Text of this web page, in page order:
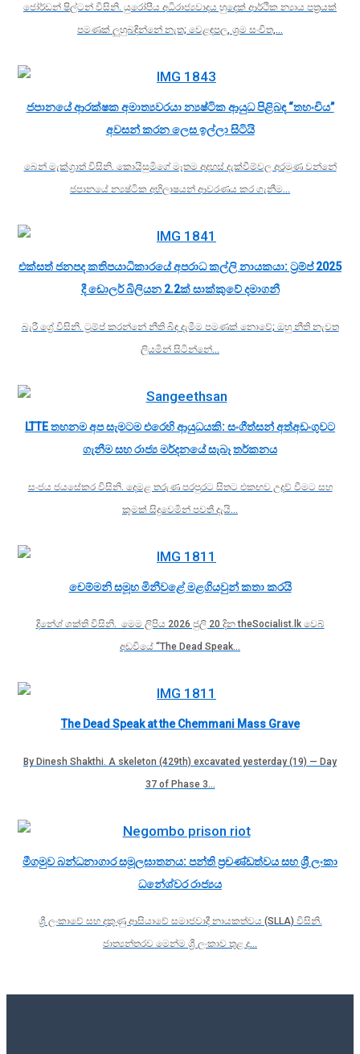
ජෝර්ඩන් ෂිල්ටන් විසිනි. යුරෝපීය අධිරාජ්‍යවාදය හුදෙක් ආර්ථික න්‍යාය පත්‍රයක්
පමණක් ලුහුබඳින්නේ නැත; වෙළඳපල, ශ්‍රම සංචිත,…
ජපානයේ ආරක්ෂක අමාත්‍යවරයා න්‍යෂ්ටික ආයුධ පිළිබඳ “තහංචිය”
අවසන් කරන ලෙස ඉල්ලා සිටියි
බෙන් මැක්ග්‍රාත් විසිනි. කොයිසුමිගේ මෑතම අදහස් දැක්වීම්වල අරමුණ වන්නේ
ජපානයේ න්‍යෂ්ටික අභිලාෂයන් ආවරණය කර ගැනීම…
එක්සත් ජනපද කතිපයාධිකාරයේ අපරාධ කල්ලි නායකයා: ට්‍රම්ප් 2025
දී ඩොලර් බිලියන 2.2ක් සාක්කුවේ දමාගනී
බැරී ග්‍රේ විසිනි. ට්‍රම්ප් කරන්නේ නීති බිඳ දැමීම පමණක් නොවේ; ඔහු නීති නැවත
ලියමින් සිටින්නේ…
LTTE තහනම අප සැමටම එරෙහි ආයුධයකි: සංගීත්සන් අත්අඩංගුවට
ගැනීම සහ රාජ්‍ය මර්දනයේ සැබෑ තර්කනය
සංජය ජයසේකර විසිනි. දෙමළ තරුණ පරපුරට සිතට එකඟව උදව් වීමට සහ
කුමක් සිදුවෙමින් පවතී දැයි…
චෙම්මනි සමූහ මිනීවළේ මළගියවුන් කතා කරයි
දිනේශ් ශක්ති විසිනි. මෙම ලිපිය 2026 ජුලි 20 දින theSocialist.lk වෙබ්
අඩවියේ “The Dead Speak…
The Dead Speak at the Chemmani Mass Grave
By Dinesh Shakthi. A skeleton (429th) excavated yesterday (19) — Day
37 of Phase 3…
මීගමුව බන්ධනාගාර සමූලඝාතනය: පන්ති ප්‍රචණ්ඩත්වය සහ ශ්‍රී ලංකා
ධනේශ්වර රාජ්‍යය
ශ්‍රී ලංකාවේ සහ දකුණු ආසියාවේ සමාජවාදී නායකත්වය (SLLA) විසිනි.
ජාත්‍යන්තරව මෙන්ම ශ්‍රී ලංකාව තුළ ද…